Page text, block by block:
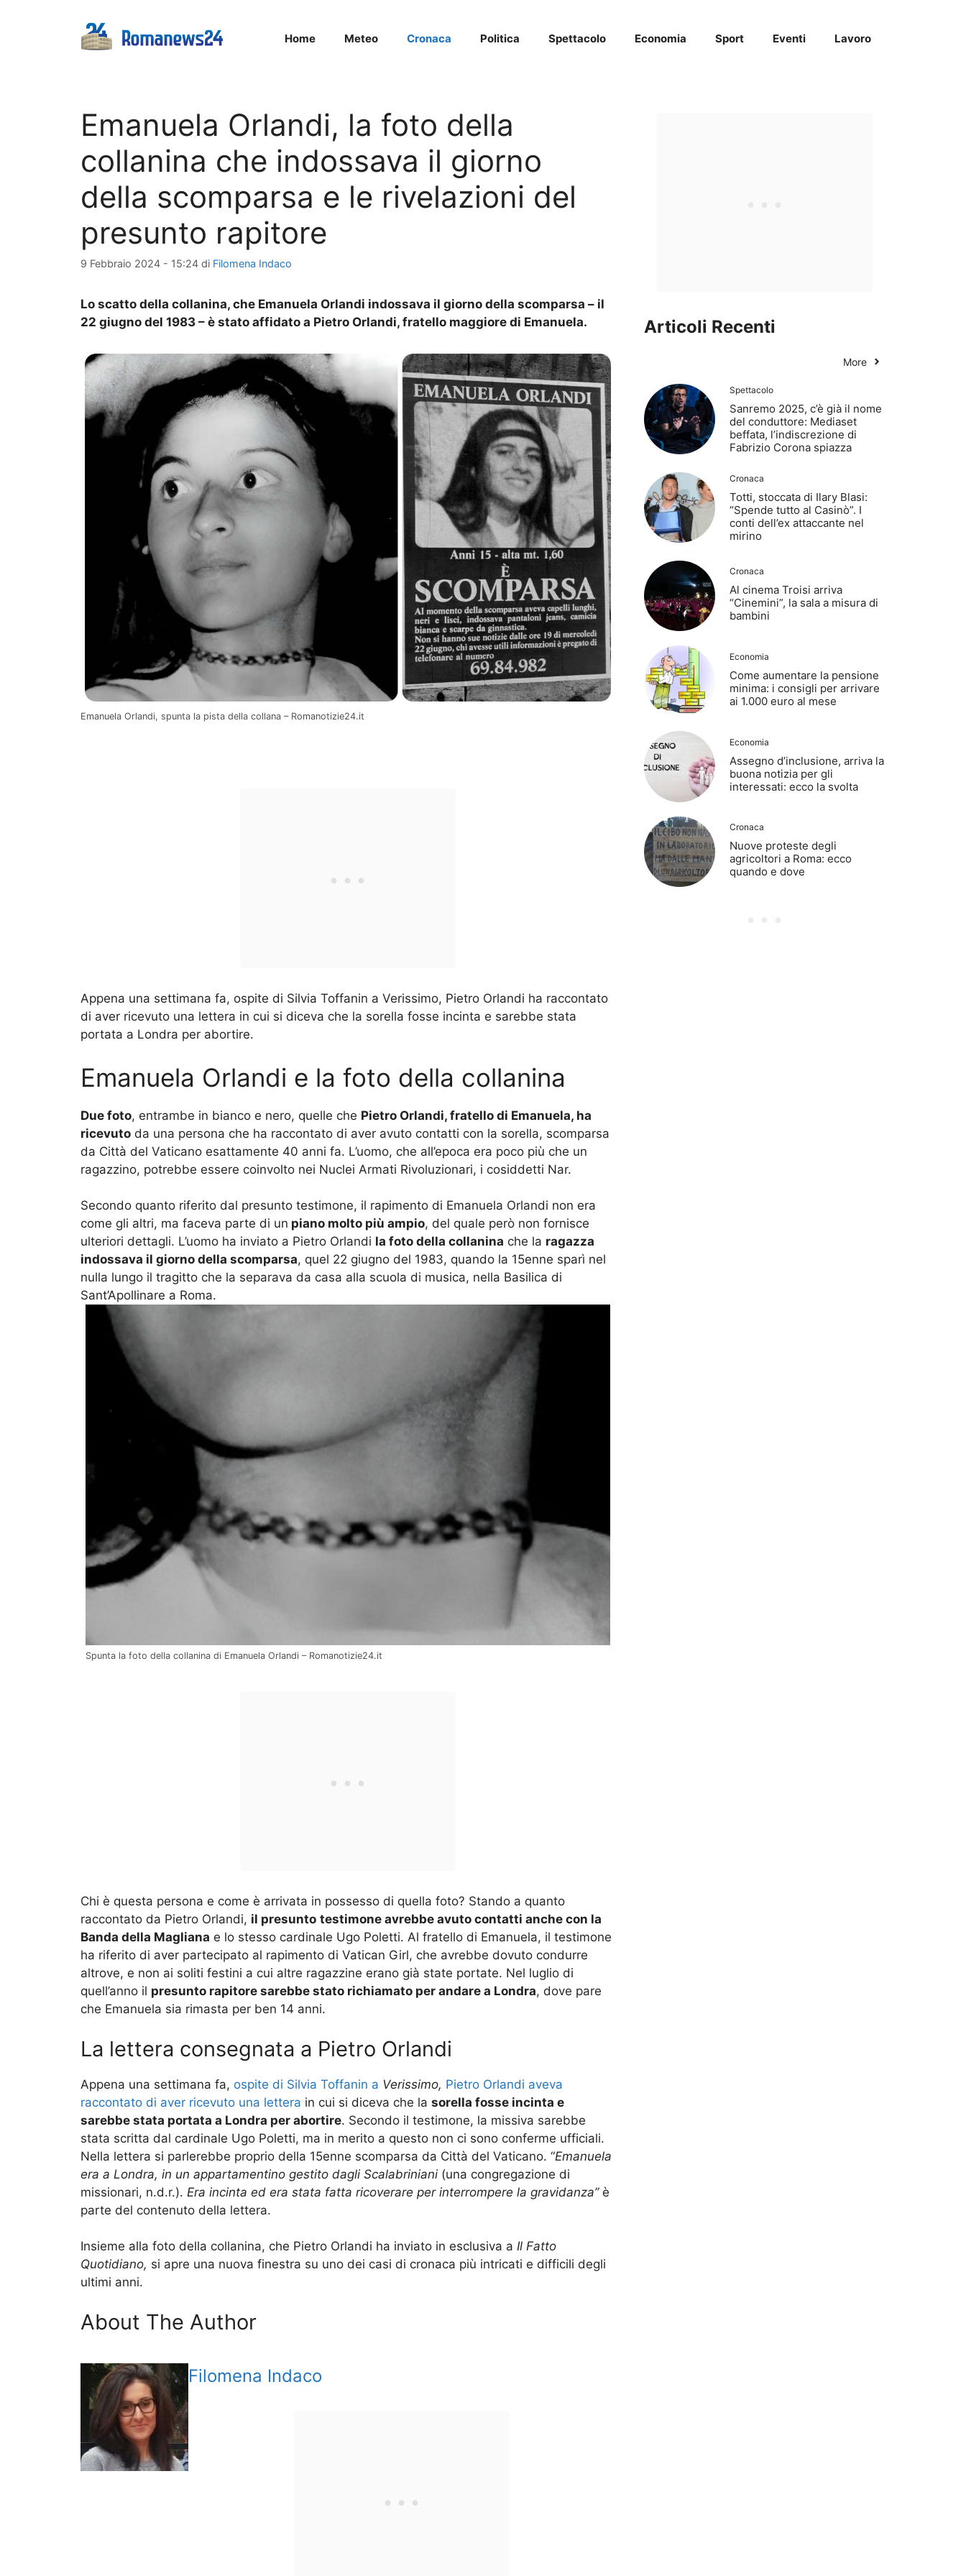
Home Meteo Cronaca Politica Spettacolo Economia Sport Eventi Lavoro
Emanuela Orlandi, la foto della
collanina che indossava il giorno
della scomparsa e le rivelazioni del
presunto rapitore
9 Febbraio 2024 - 15:24 di Filomena Indaco
Lo scatto della collanina, che Emanuela Orlandi indossava il giorno della scomparsa – il
22 giugno del 1983 – è stato affidato a Pietro Orlandi, fratello maggiore di Emanuela.
Emanuela Orlandi, spunta la pista della collana – Romanotizie24.it
Appena una settimana fa, ospite di Silvia Toffanin a Verissimo, Pietro Orlandi ha raccontato
di aver ricevuto una lettera in cui si diceva che la sorella fosse incinta e sarebbe stata
portata a Londra per abortire.
Emanuela Orlandi e la foto della collanina
Due foto, entrambe in bianco e nero, quelle che Pietro Orlandi, fratello di Emanuela, ha
ricevuto da una persona che ha raccontato di aver avuto contatti con la sorella, scomparsa
da Città del Vaticano esattamente 40 anni fa. L’uomo, che all’epoca era poco più che un
ragazzino, potrebbe essere coinvolto nei Nuclei Armati Rivoluzionari, i cosiddetti Nar.
Secondo quanto riferito dal presunto testimone, il rapimento di Emanuela Orlandi non era
come gli altri, ma faceva parte di un piano molto più ampio, del quale però non fornisce
ulteriori dettagli. L’uomo ha inviato a Pietro Orlandi la foto della collanina che la ragazza
indossava il giorno della scomparsa, quel 22 giugno del 1983, quando la 15enne sparì nel
nulla lungo il tragitto che la separava da casa alla scuola di musica, nella Basilica di
Sant’Apollinare a Roma.
Spunta la foto della collanina di Emanuela Orlandi – Romanotizie24.it
Chi è questa persona e come è arrivata in possesso di quella foto? Stando a quanto
raccontato da Pietro Orlandi, il presunto testimone avrebbe avuto contatti anche con la
Banda della Magliana e lo stesso cardinale Ugo Poletti. Al fratello di Emanuela, il testimone
ha riferito di aver partecipato al rapimento di Vatican Girl, che avrebbe dovuto condurre
altrove, e non ai soliti festini a cui altre ragazzine erano già state portate. Nel luglio di
quell’anno il presunto rapitore sarebbe stato richiamato per andare a Londra, dove pare
che Emanuela sia rimasta per ben 14 anni.
La lettera consegnata a Pietro Orlandi
Appena una settimana fa, ospite di Silvia Toffanin a Verissimo, Pietro Orlandi aveva
raccontato di aver ricevuto una lettera in cui si diceva che la sorella fosse incinta e
sarebbe stata portata a Londra per abortire. Secondo il testimone, la missiva sarebbe
stata scritta dal cardinale Ugo Poletti, ma in merito a questo non ci sono conferme ufficiali.
Nella lettera si parlerebbe proprio della 15enne scomparsa da Città del Vaticano. “Emanuela
era a Londra, in un appartamentino gestito dagli Scalabriniani (una congregazione di
missionari, n.d.r.). Era incinta ed era stata fatta ricoverare per interrompere la gravidanza”è
parte del contenuto della lettera.
Insieme alla foto della collanina, che Pietro Orlandi ha inviato in esclusiva a Il Fatto
Quotidiano, si apre una nuova finestra su uno dei casi di cronaca più intricati e difficili degli
ultimi anni.
About The Author
Filomena Indaco
Articoli Recenti
More
Spettacolo
Sanremo 2025, c’è già il nome
del conduttore: Mediaset
beffata, l’indiscrezione di
Fabrizio Corona spiazza
Cronaca
Totti, stoccata di Ilary Blasi:
“Spende tutto al Casinò”. I
conti dell’ex attaccante nel
mirino
Cronaca
Al cinema Troisi arriva
“Cinemini”, la sala a misura di
bambini
Economia
Come aumentare la pensione
minima: i consigli per arrivare
ai 1.000 euro al mese
Economia
Assegno d’inclusione, arriva la
buona notizia per gli
interessati: ecco la svolta
Cronaca
Nuove proteste degli
agricoltori a Roma: ecco
quando e dove